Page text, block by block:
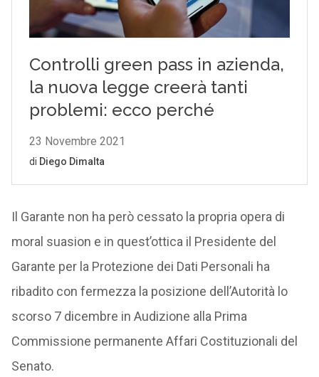
Il Garante non ha però cessato la propria opera di
moral suasion e in quest’ottica il Presidente del
Garante per la Protezione dei Dati Personali ha
ribadito con fermezza la posizione dell’Autorità lo
scorso 7 dicembre in Audizione alla Prima
Commissione permanente Affari Costituzionali del
Senato.